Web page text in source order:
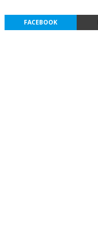
FACEBOOK